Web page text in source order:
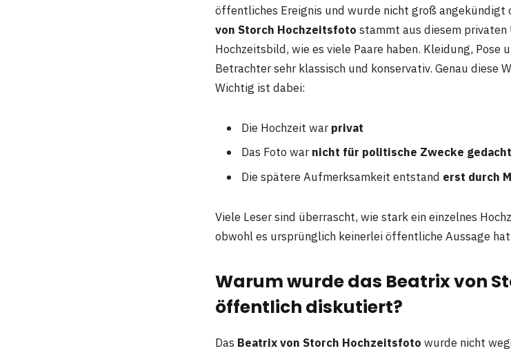
öffentliches Ereignis und wurde nicht groß angekündigt
von Storch Hochzeitsfoto stammt aus diesem
Hochzeitsbild, wie es viele Paare haben. Kleidung, Pose
Betrachter sehr klassisch und konservativ. Genau diese
Wichtig ist dabei:
Die Hochzeit warprivat
Das Foto warnicht für politische Zwecke gedacht
Die spätere Aufmerksamkeit entstand erst durch
Viele Leser sind überrascht, wie stark ein einzelnes
obwohl es ursprünglich keinerlei öffentliche Aussage
Warum wurde das Beatrix von
öffentlich diskutiert?
Das Beatrix von Storch Hochzeitsfoto wurde nicht